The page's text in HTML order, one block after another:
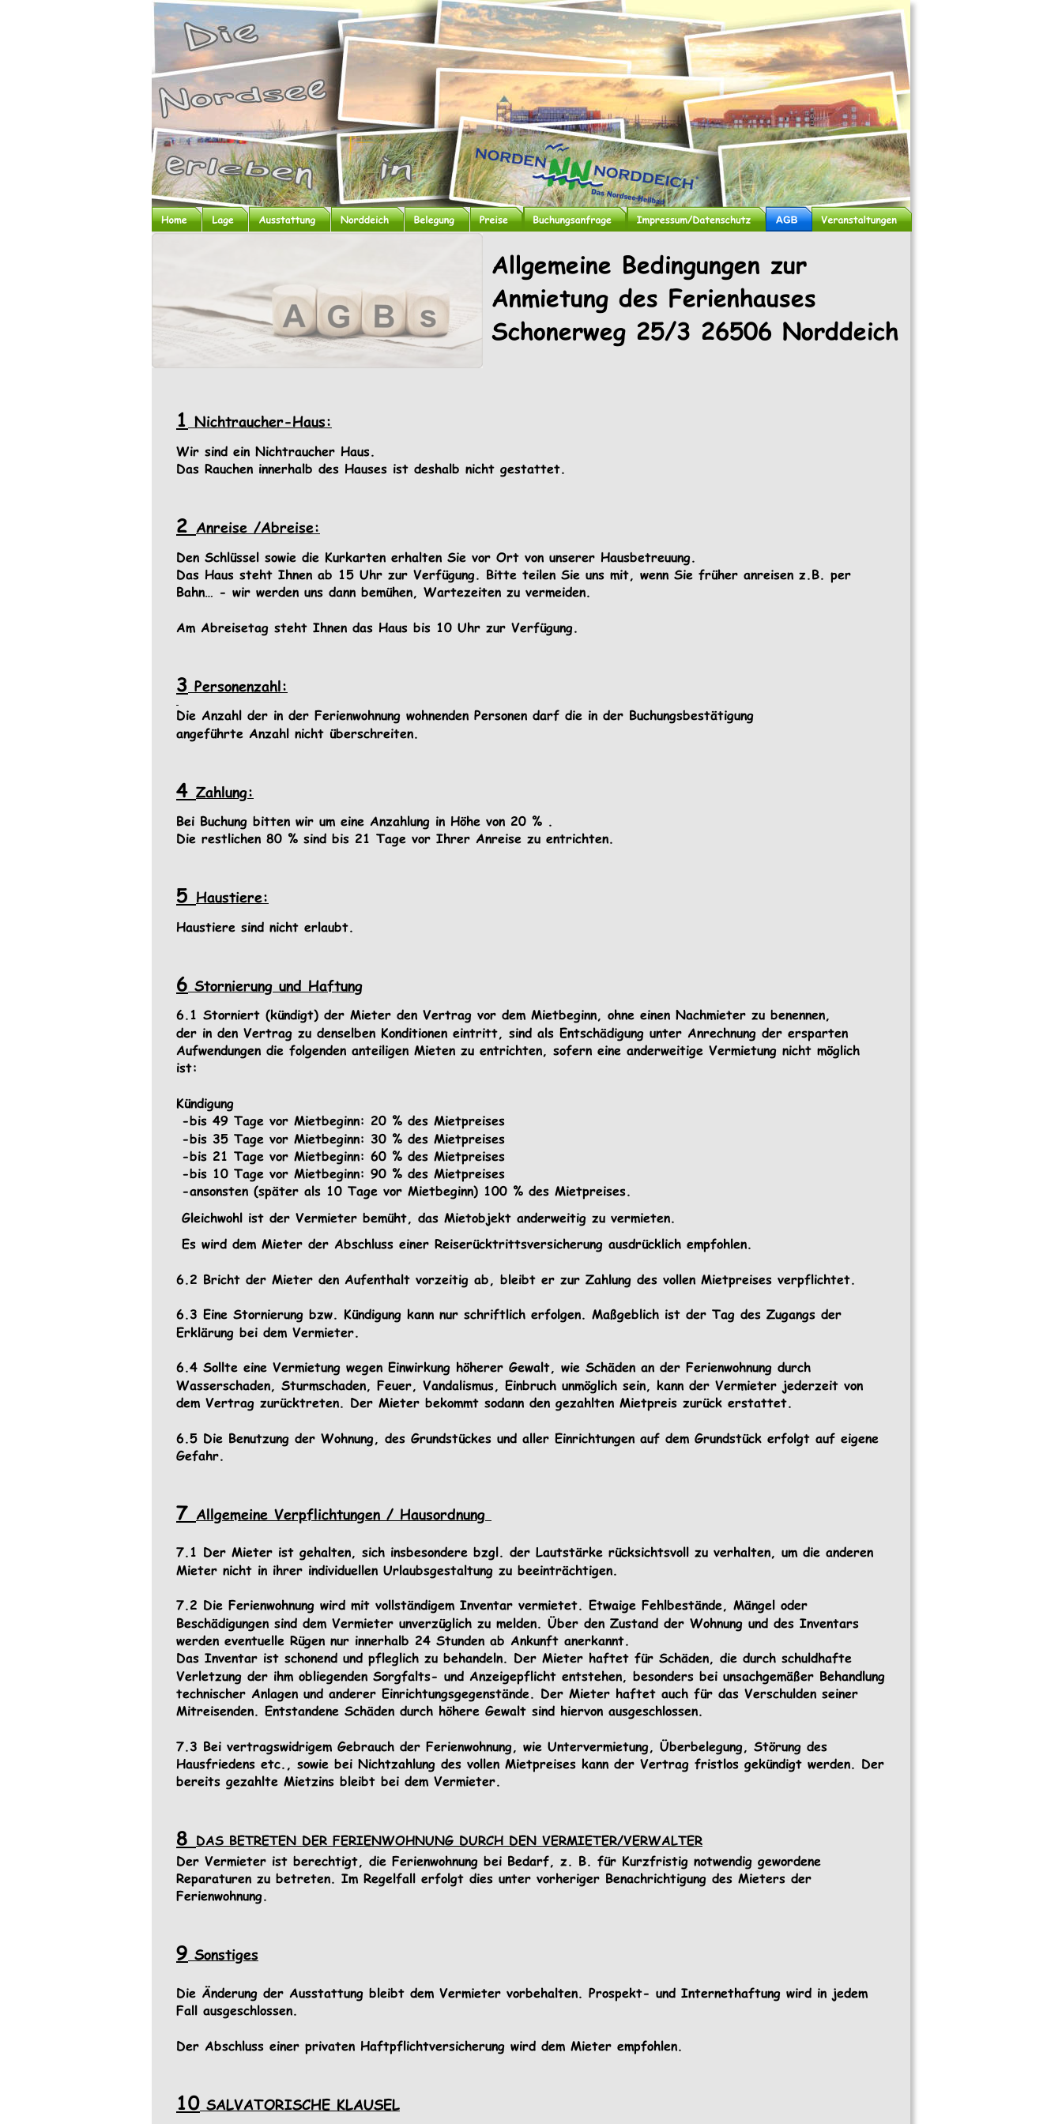
1 Nichtraucher-Haus:
Wir sind ein Nichtraucher Haus.
Das Rauchen innerhalb des Hauses ist deshalb nicht gestattet.
2 Anreise /Abreise:
Den Schlüssel sowie die Kurkarten erhalten Sie vor Ort von unserer Hausbetreuung.
Das Haus steht Ihnen ab 15 Uhr zur Verfügung. Bitte teilen Sie uns mit, wenn Sie früher anreisen z.B. per
Bahn… - wir werden uns dann bemühen, Wartezeiten zu vermeiden.
Am Abreisetag steht Ihnen das Haus bis 10 Uhr zur Verfügung.
3 Personenzahl:
Die Anzahl der in der Ferienwohnung wohnenden Personen darf die in der Buchungsbestätigung
angeführte Anzahl nicht überschreiten.
4 Zahlung:
Bei Buchung bitten wir um eine Anzahlung in Höhe von 20 % .
Die restlichen 80 % sind bis 21 Tage vor Ihrer Anreise zu entrichten.
5 Haustiere:
Haustiere sind nicht erlaubt.
6 Stornierung und Haftung
6.1 Storniert (kündigt) der Mieter den Vertrag vor dem Mietbeginn, ohne einen Nachmieter zu benennen,
der in den Vertrag zu denselben Konditionen eintritt, sind als Entschädigung unter Anrechnung der ersparten
Aufwendungen die folgenden anteiligen Mieten zu entrichten, sofern eine anderweitige Vermietung nicht möglich
ist:
Kündigung
-bis 49 Tage vor Mietbeginn: 20 % des Mietpreises
-bis 35 Tage vor Mietbeginn: 30 % des Mietpreises
-bis 21 Tage vor Mietbeginn: 60 % des Mietpreises
-bis 10 Tage vor Mietbeginn: 90 % des Mietpreises
-ansonsten (später als 10 Tage vor Mietbeginn) 100 % des Mietpreises.
Gleichwohl ist der Vermieter bemüht, das Mietobjekt anderweitig zu vermieten.
Es wird dem Mieter der Abschluss einer Reiserücktrittsversicherung ausdrücklich empfohlen.
6.2 Bricht der Mieter den Aufenthalt vorzeitig ab, bleibt er zur Zahlung des vollen Mietpreises verpflichtet.
6.3 Eine Stornierung bzw. Kündigung kann nur schriftlich erfolgen. Maßgeblich ist der Tag des Zugangs der
Erklärung bei dem Vermieter.
6.4 Sollte eine Vermietung wegen Einwirkung höherer Gewalt, wie Schäden an der Ferienwohnung durch
Wasserschaden, Sturmschaden, Feuer, Vandalismus, Einbruch unmöglich sein, kann der Vermieter jederzeit von
dem Vertrag zurücktreten. Der Mieter bekommt sodann den gezahlten Mietpreis zurück erstattet.
6.5 Die Benutzung der Wohnung, des Grundstückes und aller Einrichtungen auf dem Grundstück erfolgt auf eigene
Gefahr.
7 Allgemeine Verpflichtungen / Hausordnung
7.1 Der Mieter ist gehalten, sich insbesondere bzgl. der Lautstärke rücksichtsvoll zu verhalten, um die anderen
Mieter nicht in ihrer individuellen Urlaubsgestaltung zu beeinträchtigen.
7.2 Die Ferienwohnung wird mit vollständigem Inventar vermietet. Etwaige Fehlbestände, Mängel oder
Beschädigungen sind dem Vermieter unverzüglich zu melden. Über den Zustand der Wohnung und des Inventars
werden eventuelle Rügen nur innerhalb 24 Stunden ab Ankunft anerkannt.
Das Inventar ist schonend und pfleglich zu behandeln. Der Mieter haftet für Schäden, die durch schuldhafte
Verletzung der ihm obliegenden Sorgfalts- und Anzeigepflicht entstehen, besonders bei unsachgemäßer Behandlung
technischer Anlagen und anderer Einrichtungsgegenstände. Der Mieter haftet auch für das Verschulden seiner
Mitreisenden. Entstandene Schäden durch höhere Gewalt sind hiervon ausgeschlossen.
7.3 Bei vertragswidrigem Gebrauch der Ferienwohnung, wie Untervermietung, Überbelegung, Störung des
Hausfriedens etc., sowie bei Nichtzahlung des vollen Mietpreises kann der Vertrag fristlos gekündigt werden. Der
bereits gezahlte Mietzins bleibt bei dem Vermieter.
8 DAS BETRETEN DER FERIENWOHNUNG DURCH DEN VERMIETER/VERWALTER
Der Vermieter ist berechtigt, die Ferienwohnung bei Bedarf, z. B. für Kurzfristig notwendig gewordene
Reparaturen zu betreten. Im Regelfall erfolgt dies unter vorheriger Benachrichtigung des Mieters der
Ferienwohnung.
9 Sonstiges
Die Änderung der Ausstattung bleibt dem Vermieter vorbehalten. Prospekt- und Internethaftung wird in jedem
Fall ausgeschlossen.
Der Abschluss einer privaten Haftpflichtversicherung wird dem Mieter empfohlen.
10 SALVATORISCHE KLAUSEL
Allgemeine Bedingungen zur
Anmietung des Ferienhauses
Schonerweg 25/3 26506 Norddeich